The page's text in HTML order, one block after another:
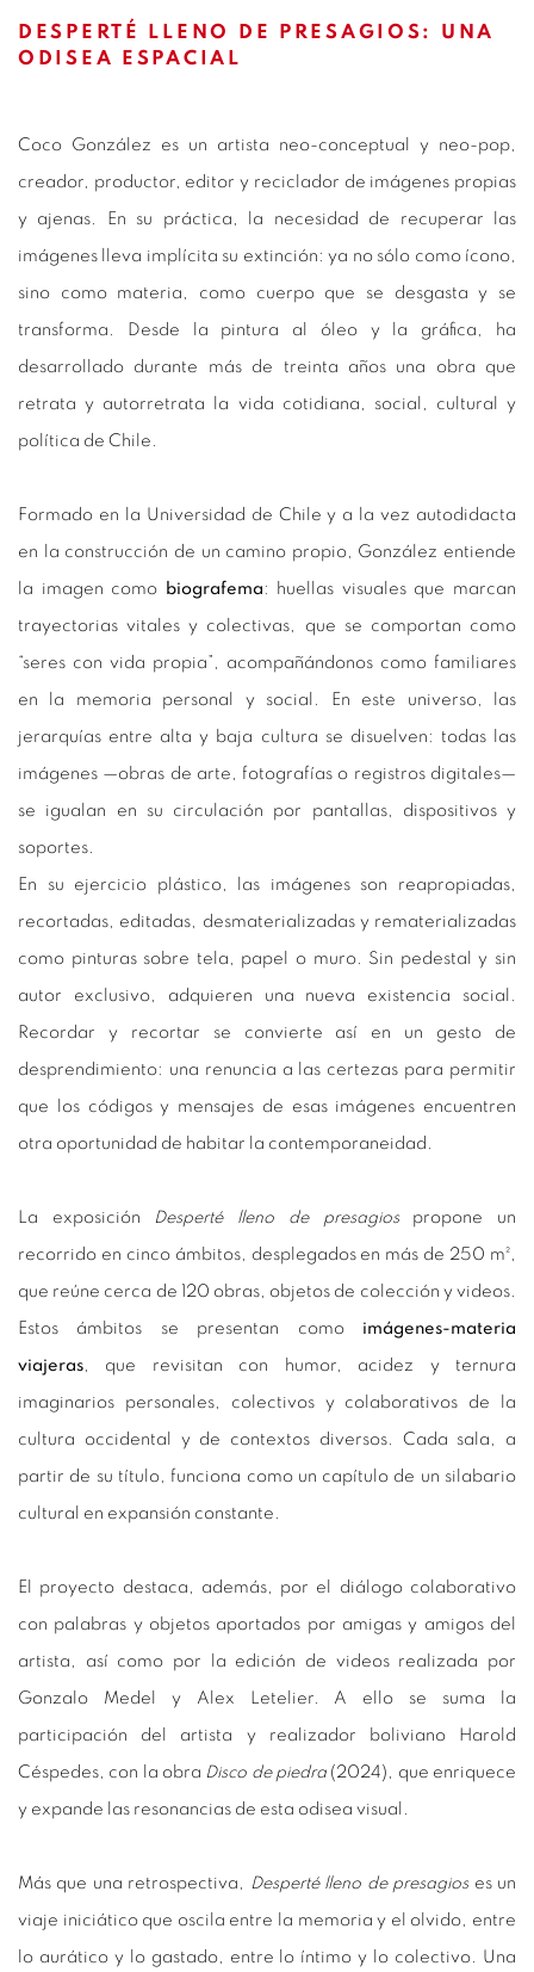
DESPERTÉ LLENO DE PRESAGIOS: UNA
ODISEA ESPACIAL
Coco González es un artista neo-conceptual y neo-pop,
creador, productor, editor y reciclador de imágenes propias
y ajenas. En su práctica, la necesidad de recuperar las
imágenes lleva implícita su extinción: ya no sólo como ícono,
sino como materia, como cuerpo que se desgasta y se
transforma. Desde la pintura al óleo y la gráfica, ha
desarrollado durante más de treinta años una obra que
retrata y autorretrata la vida cotidiana, social, cultural y
política de Chile.
Formado en la Universidad de Chile y a la vez autodidacta
en la construcción de un camino propio, González entiende
la imagen como biografema : huellas visuales que marcan
trayectorias vitales y colectivas, que se comportan como
“seres con vida propia”, acompañándonos como familiares
en la memoria personal y social. En este universo, las
jerarquías entre alta y baja cultura se disuelven: todas las
imágenes —obras de arte, fotografías o registros digitales—
se igualan en su circulación por pantallas, dispositivos y
soportes.
En su ejercicio plástico, las imágenes son reapropiadas,
recortadas, editadas, desmaterializadas y rematerializadas
como pinturas sobre tela, papel o muro. Sin pedestal y sin
autor exclusivo, adquieren una nueva existencia social.
Recordar y recortar se convierte así en un gesto de
desprendimiento: una renuncia a las certezas para permitir
que los códigos y mensajes de esas imágenes encuentren
otra oportunidad de habitar la contemporaneidad.
La exposición Desperté lleno de presagiospropone un
recorrido en cinco ámbitos, desplegados en más de 250 m²,
que reúne cerca de 120 obras, objetos de colección y videos.
Estos ámbitos se presentan como imágenes-materia
viajeras , que revisitan con humor, acidez y ternura
imaginarios personales, colectivos y colaborativos de la
cultura occidental y de contextos diversos. Cada sala, a
partir de su título, funciona como un capítulo de un silabario
cultural en expansión constante.
El proyecto destaca, además, por el diálogo colaborativo
con palabras y objetos aportados por amigas y amigos del
artista, así como por la edición de videos realizada por
Gonzalo Medel y Alex Letelier. A ello se suma la
participación del artista y realizador boliviano Harold
Céspedes, con la obra Disco de piedra (2024), que enriquece
y expande las resonancias de esta odisea visual.
Más que una retrospectiva, Desperté lleno de presagioses un
viaje iniciático que oscila entre la memoria y el olvido, entre
lo aurático y lo gastado, entre lo íntimo y lo colectivo. Una